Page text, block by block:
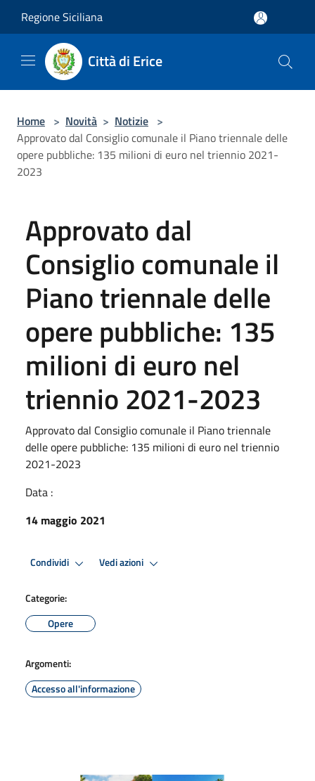
Regione Siciliana
Città di Erice
Home > Novità > Notizie >
Approvato dal Consiglio comunale il Piano triennale delle
opere pubbliche: 135 milioni di euro nel triennio 2021-
2023
Approvato dal
Consiglio comunale il
Piano triennale delle
opere pubbliche: 135
milioni di euro nel
triennio 2021-2023
Approvato dal Consiglio comunale il Piano triennale
delle opere pubbliche: 135 milioni di euro nel triennio
2021-2023
Data :
14 maggio 2021
Condividi Vedi azioni
Categorie:
Opere
Argomenti:
Accesso all'informazione